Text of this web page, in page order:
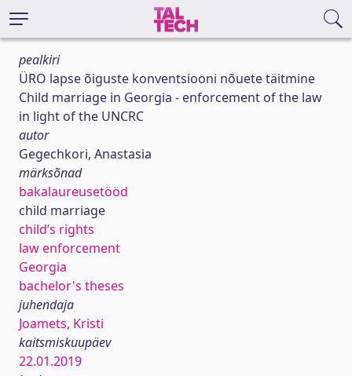
pealkiri
ÜRO lapse õiguste konventsiooni nõuete täitmine
Child marriage in Georgia - enforcement of the law
in light of the UNCRC
autor
Gegechkori, Anastasia
märksõnad
bakalaureusetööd
child marriage
child’s rights
law enforcement
Georgia
bachelor's theses
juhendaja
Joamets, Kristi
kaitsmiskuupäev
22.01.2019